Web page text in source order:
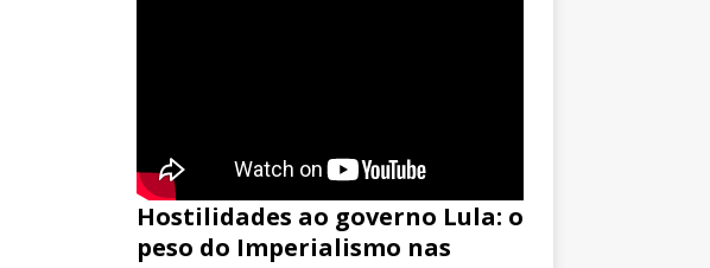
Hostilidades ao governo Lula: o
peso do Imperialismo nas